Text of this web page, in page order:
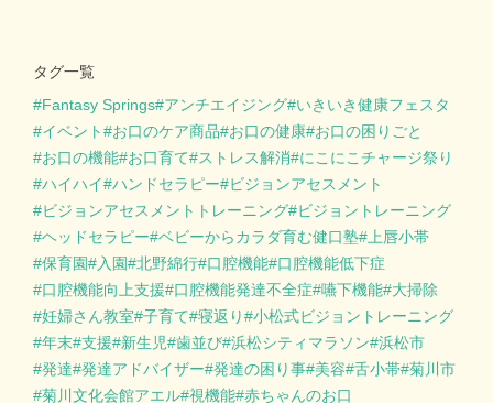
タグ一覧
Fantasy Springs アンチエイジング いきいき健康フェスタ
イベント
お口のケア商品 お口の健康 お口の困りごと
お口の機能 お口育て ストレス解消
にこにこチャージ祭り
ハイハイ
ハンドセラピー
ビジョンアセスメント
ビジョンアセスメントトレーニング
ビジョントレーニング
ヘッドセラピー ベビーからカラダ育む健口塾
上唇小帯
保育園
入園 北野綿行 口腔機能 口腔機能低下症
口腔機能向上支援
口腔機能発達不全症 嚥下機能 大掃除
妊婦さん教室 子育て 寝返り
小松式ビジョントレーニング
年末 支援 新生児 歯並び 浜松シティマラソン 浜松市
発達 発達アドバイザー 発達の困り事 美容 舌小帯 菊川市
菊川文化会館アエル 視機能 赤ちゃんのお口